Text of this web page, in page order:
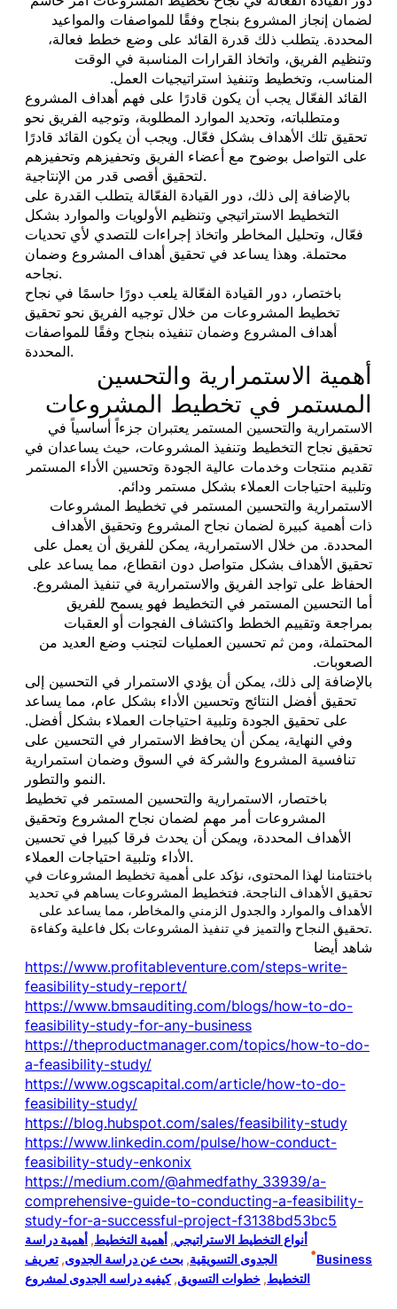
لضمان إنجاز المشروع بنجاح وفقًا للمواصفات والمواعيد
المحددة. يتطلب ذلك قدرة القائد على وضع خطط فعالة،
وتنظيم الفريق، واتخاذ القرارات المناسبة في الوقت
المناسب، وتخطيط وتنفيذ استراتيجيات العمل.
القائد الفعّال يجب أن يكون قادرًا على فهم أهداف المشروع
ومتطلباته، وتحديد الموارد المطلوبة، وتوجيه الفريق نحو
تحقيق تلك الأهداف بشكل فعّال. ويجب أن يكون القائد قادرًا
على التواصل بوضوح مع أعضاء الفريق وتحفيزهم وتحفيزهم
لتحقيق أقصى قدر من الإنتاجية.
بالإضافة إلى ذلك، دور القيادة الفعّالة يتطلب القدرة على
التخطيط الاستراتيجي وتنظيم الأولويات والموارد بشكل
فعّال، وتحليل المخاطر واتخاذ إجراءات للتصدي لأي تحديات
محتملة. وهذا يساعد في تحقيق أهداف المشروع وضمان
نجاحه.
باختصار، دور القيادة الفعّالة يلعب دورًا حاسمًا في نجاح
تخطيط المشروعات من خلال توجيه الفريق نحو تحقيق
أهداف المشروع وضمان تنفيذه بنجاح وفقًا للمواصفات
المحددة.
أهمية الاستمرارية والتحسين
المستمر في تخطيط المشروعات
الاستمرارية والتحسين المستمر يعتبران جزءاً أساسياً في
تحقيق نجاح التخطيط وتنفيذ المشروعات، حيث يساعدان في
تقديم منتجات وخدمات عالية الجودة وتحسين الأداء المستمر
وتلبية احتياجات العملاء بشكل مستمر ودائم.
الاستمرارية والتحسين المستمر في تخطيط المشروعات
ذات أهمية كبيرة لضمان نجاح المشروع وتحقيق الأهداف
المحددة. من خلال الاستمرارية، يمكن للفريق أن يعمل على
تحقيق الأهداف بشكل متواصل دون انقطاع، مما يساعد على
الحفاظ على تواجد الفريق والاستمرارية في تنفيذ المشروع.
أما التحسين المستمر في التخطيط فهو يسمح للفريق
بمراجعة وتقييم الخطط واكتشاف الفجوات أو العقبات
المحتملة، ومن ثم تحسين العمليات لتجنب وضع العديد من
الصعوبات.
بالإضافة إلى ذلك، يمكن أن يؤدي الاستمرار في التحسين إلى
تحقيق أفضل النتائج وتحسين الأداء بشكل عام، مما يساعد
على تحقيق الجودة وتلبية احتياجات العملاء بشكل أفضل.
وفي النهاية، يمكن أن يحافظ الاستمرار في التحسين على
تنافسية المشروع والشركة في السوق وضمان استمرارية
النمو والتطور.
باختصار، الاستمرارية والتحسين المستمر في تخطيط
المشروعات أمر مهم لضمان نجاح المشروع وتحقيق
الأهداف المحددة، ويمكن أن يحدث فرقا كبيرا في تحسين
الأداء وتلبية احتياجات العملاء.
باختتامنا لهذا المحتوى، نؤكد على أهمية تخطيط المشروعات في
تحقيق الأهداف الناجحة. فتخطيط المشروعات يساهم في تحديد
الأهداف والموارد والجدول الزمني والمخاطر، مما يساعد على
تحقيق النجاح والتميز في تنفيذ المشروعات بكل فاعلية وكفاءة.
شاهد أيضا
https://www.profitableventure.com/steps-write-
feasibility-study-report/
https://www.bmsauditing.com/blogs/how-to-do-
feasibility-study-for-any-business
https://theproductmanager.com/topics/how-to-do-
a-feasibility-study/
https://www.ogscapital.com/article/how-to-do-
feasibility-study/
https://blog.hubspot.com/sales/feasibility-study
https://www.linkedin.com/pulse/how-conduct-
feasibility-study-enkonix
https://medium.com/@ahmedfathy_33939/a-
comprehensive-guide-to-conducting-a-feasibility-
study-for-a-successful-project-f3138bd53bc5
أنواع التخطيط الاستراتيجي, أهمية التخطيط, أهمية دراسة
الجدوى التسويقية, بحث عن دراسة الجدوى, تعريف
التخطيط, خطوات التسويق, كيفيه دراسه الجدوى لمشروع
•Business